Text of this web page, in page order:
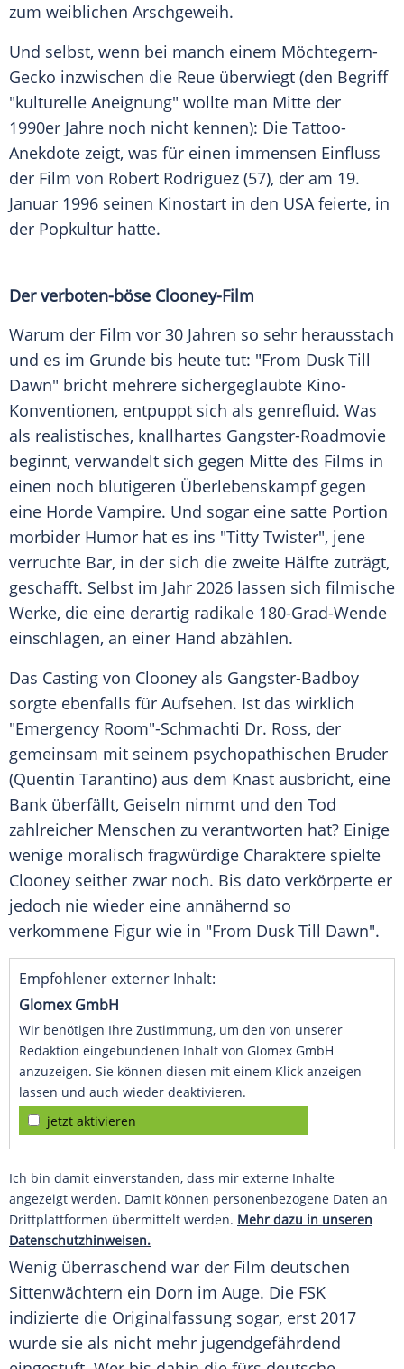
zum weiblichen Arschgeweih.
Und selbst, wenn bei manch einem Möchtegern-
Gecko inzwischen die Reue überwiegt (den Begriff
"kulturelle Aneignung" wollte man Mitte der
1990er Jahre noch nicht kennen): Die Tattoo-
Anekdote zeigt, was für einen immensen Einfluss
der Film von Robert Rodriguez (57), der am 19.
Januar 1996 seinen Kinostart in den USA feierte, in
der Popkultur hatte.
Der verboten-böse Clooney-Film
Warum der Film vor 30 Jahren so sehr herausstach
und es im Grunde bis heute tut: "From Dusk Till
Dawn" bricht mehrere sichergeglaubte Kino-
Konventionen, entpuppt sich als genrefluid. Was
als realistisches, knallhartes Gangster-Roadmovie
beginnt, verwandelt sich gegen Mitte des Films in
einen noch blutigeren Überlebenskampf gegen
eine Horde Vampire. Und sogar eine satte Portion
morbider Humor hat es ins "Titty Twister", jene
verruchte Bar, in der sich die zweite Hälfte zuträgt,
geschafft. Selbst im Jahr 2026 lassen sich filmische
Werke, die eine derartig radikale 180-Grad-Wende
einschlagen, an einer Hand abzählen.
Das Casting von Clooney als Gangster-Badboy
sorgte ebenfalls für Aufsehen. Ist das wirklich
"Emergency Room"-Schmachti Dr. Ross, der
gemeinsam mit seinem psychopathischen Bruder
(Quentin Tarantino) aus dem Knast ausbricht, eine
Bank überfällt, Geiseln nimmt und den Tod
zahlreicher Menschen zu verantworten hat? Einige
wenige moralisch fragwürdige Charaktere spielte
Clooney seither zwar noch. Bis dato verkörperte er
jedoch nie wieder eine annähernd so
verkommene Figur wie in "From Dusk Till Dawn".
Empfohlener externer Inhalt:
Glomex GmbH
Wir benötigen Ihre Zustimmung, um den von unserer
Redaktion eingebundenen Inhalt von Glomex GmbH
anzuzeigen. Sie können diesen mit einem Klick anzeigen
lassen und auch wieder deaktivieren.
jetzt aktivieren
Ich bin damit einverstanden, dass mir externe Inhalte
angezeigt werden. Damit können personenbezogene Daten an
Drittplattformen übermittelt werden. Mehr dazu in unseren
Datenschutzhinweisen.
Wenig überraschend war der Film deutschen
Sittenwächtern ein Dorn im Auge. Die FSK
indizierte die Originalfassung sogar, erst 2017
wurde sie als nicht mehr jugendgefährdend